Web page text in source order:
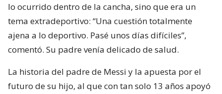
lo ocurrido dentro de la cancha, sino que era un
tema extradeportivo: “Una cuestión totalmente
ajena a lo deportivo. Pasé unos días difíciles”,
comentó. Su padre venía delicado de salud.
La historia del padre de Messi y la apuesta por el
futuro de su hijo, al que con tan solo 13 años apoyó